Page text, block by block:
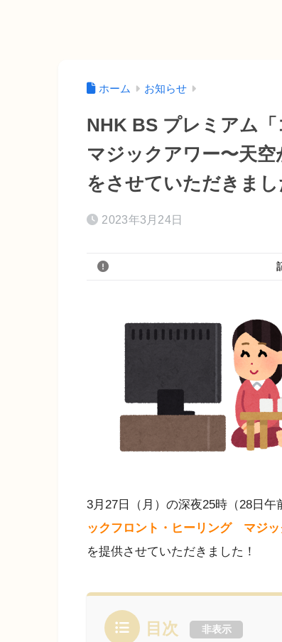
ホーム お知らせ
NHK BS プレミアム
マジックアワー〜天
をさせていただきまし
2023年3月24日
3月27日（月）の深夜25時（28日
ックフロント・ヒーリング マジッ
を提供させていただきました！
目次 非表示